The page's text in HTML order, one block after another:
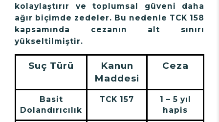
kolaylaştırır ve toplumsal güveni daha
ağır biçimde zedeler. Bu nedenle TCK 158
kapsamında cezanın alt sınırı
yükseltilmiştir.
Suç Türü
Kanun
Maddesi
Ceza
Basit
Dolandırıcılık
TCK 157
1 – 5 yıl
hapis